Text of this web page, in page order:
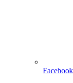
Facebook